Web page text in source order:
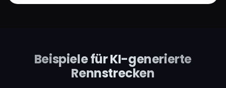
Beispiele für KI-generierte
Rennstrecken